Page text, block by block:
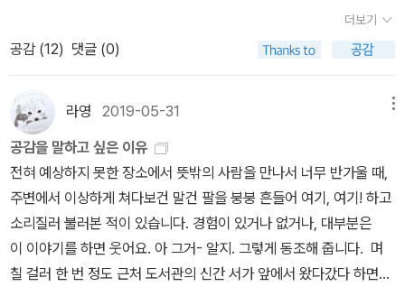
한 방은 있다. 삶의 어느 길목에선가 자신의 가장 선량하고 아름다운
하지 않고 굴러간다. 세상을 밝히는 건, 위대한 영웅들이 높이 치켜든
불멸의 횃불이 아니라 크리스마스트리의 점멸등처럼 잠깐씩 켜지고
꺼지기를 반복하는 평범함 사람들의 짧고 단속적인 반짝임이라고 난
믿는다. (7쪽)​그들의 삶은 완벽하지 않았다. 때로 무너지고 좌절하며
절망했다. 아마도 그런 하루하루가 쌓여 단단한 오늘을 살아가고 있
을 것이다. 나와 당신의 오늘은 어떤지 묻고 싶다. 지겹도록 힘들었는
지 그래도 괜찮았는지 궁금하다. 이진순의 글처럼 항상 아름답게 반
짝일 수는 없다. 하지만 내 안에 빛의 존재를 믿는다면 어느 순간 반짝
을 말하려고 했던 것을 알고는 땅바닥에 주저앉아서 엉엉 울었다는,
바치겠다고 다짐했다는 문장에서, 나는 또 지금 가슴이 먹먹해진다.
부제는 ‘진심이 열리는 열두 번의 만남’이다. 나는 이것을 ‘진심을 열
리게 하는 인터뷰어의 진심이 담긴 질문과 대화’로 바꿔 읽었다. 공감.
묻고 답하기를 넘어 진심이 담긴 대화를 가능하게 하는 인터뷰어의
공감 능력에 찬사를 보낸다. 그런데 진심은 왜 아플까. 모르겠다. 아팠
다. 유쾌하게 읽은 채현국의 진심에도 나는 아팠다. 인터넷 <한겨레>
에서‘이진순의 열림’을 열어보았다. 수많은 댓글에 놀랐고 극명하게
나뉜 의견에 더 놀랐다. 진심을 진심으로 받아들이지 못하는, 아니 일
기질(이라고들 생각하지만)을 가진 아이를 키우는 부모들께 꼭 읽어
보시기를 권한다. 그런 아이를 키우는 내게도 썩 도움되었던 책이다.
각을 하면서 읽었더랬다. 자기가 머무르고 감당할 수 있는 자리에서
스스로의 일을 만들어 수익을 창출하는 사람. 그 자리를 조금씩 넓힐
수 있는 사람. <훈의 시대>도 내용이 심히 충격적이어서 도저히 잊을
래야 잊을 수 없던 책. 정말 그 길지도 않은 몇 줄의 교훈 나부랭이에
은연중에 우리는 얼마나 세뇌당하고 있었던걸까? 좋은 책을 꽤 많이
읽었던 2월이었다. 보람찼네.3월 노지양 번역가의 에세
이가 재미있었다. 지금도 기억나는 대목은 역시 '왜 아빠도 우리 가족
에서 탈퇴하려고?'와 down to earth 타이틀을 붙였던 글이다.<설
곳을 생각한다. 바닥을 구르던 가시덤불이 어느 웅덩이에 처박히듯
이, 고통은 어디로부터 날아와 내 몸속에 뛰어드는 것일까 아니면 , 폐
가의 전선들처럼 치렁치렁 늘어진 고통의 핏줄을 찾아 누가 두꺼비집
을 올리는 것일까? 고통에 대한 이야기라면 들을 만큼 들었다고 말할
사람이 있을지도 모르다. 그러나 고통은 아는 것이 아니라 현전하는
감각이기에, 영원히 젋다. 고통은 몸으로부터 분리되고자 하는 마음
의 열망을 불러일으키기도 하며, 그 끝에 죽음이라는 거울을 맑게 세
워놓음으로써 삶 건너편을 사유하게 만든다. 다시말해 '고통'은 개체
(나)가 개체 바깥으로 열어놓은 통로이자 그 바깥과의 대화일지도 모
른다. 세계는 이미 '나'로 가득차 있어서 고통으로밖에 연결되지 않으
며 고통을 통해서만 확인되는 '나 아닌 것'에 대한 감각을, 우리는 시
더보기
공감 (12) 댓글 (0)
라영 2019-05-31
공감을 말하고 싶은 이유
전혀 예상하지 못한 장소에서 뜻밖의 사람을 만나서 너무 반가울 때,
주변에서 이상하게 쳐다보건 말건 팔을 붕붕 흔들어 여기, 여기! 하고
소리질러 불러본 적이 있습니다. 경험이 있거나 없거나, 대부분은
이 이야기를 하면 웃어요. 아 그거- 알지. 그렇게 동조해 줍니다. 며
칠 걸러 한 번 정도 근처 도서관의 신간 서가 앞에서 왔다갔다 하면서